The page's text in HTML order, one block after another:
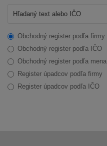
Obchodný register podľa firmy
Obchodný register podľa IČO
Obchodný register podľa mena
Register úpadcov podľa firmy
Register úpadcov podľa IČO